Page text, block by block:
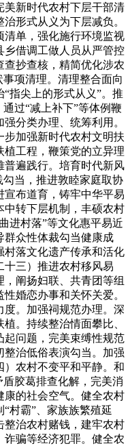
美新时代农村下层干部清
形式从义为下层减负。
清单，强化施行环境监视
乡借调工做人员从严管控
抄查核，精简优化涉农
项清理。清理整合面向
指尖上的形式从义”。推
过“减上补下”等体例鞭
分类办理、统筹利用。
步加强新时代农村文明扶
工程，鞭策党的立异理
普遍践行。培育时代新风
勾当，推进敦睦家庭取协
布道育，铸牢中华平易
中转下层机制，丰硕农村
进村落”等文化惠平易近
群众性体裁勾当健康成
村落文化遗产传承和活化
三）推进农村移风易
阐扬妇联、共青团等组
婚恋办事和关怀关爱。
度。加强祠规范办理。深
。持续整治情面攀比、
起问题，完美束缚性规范
治低俗表演勾当。加强
农村不变平和平静。和
盾胶葛排查化解，完美消
康的社会空气。健全农村
村霸”、家族族繁殖延
整治农村赌钱，建牢农村
骗等经济犯罪。健全农